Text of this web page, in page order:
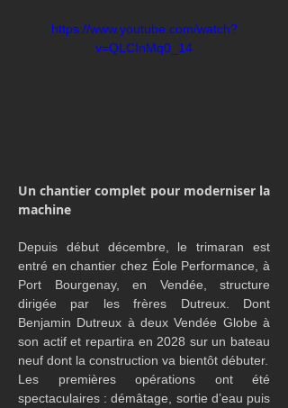
https://www.youtube.com/watch?
v=QLCInMq0_14
Un chantier complet pour moderniser la
machine
Depuis début décembre, le trimaran est
entré en chantier chez Éole Performance, à
Port Bourgenay, en Vendée, structure
dirigée par les frères Dutreux. Dont
Benjamin Dutreux à deux Vendée Globe à
son actif et repartira en 2028 sur un bateau
neuf dont la construction va bientôt débuter.
Les premières opérations ont été
spectaculaires : démâtage, sortie d’eau puis